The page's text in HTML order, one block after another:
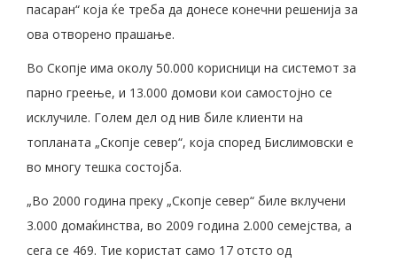
пасаран“ која ќе треба да донесе конечни решенија за
ова отворено прашање.
Во Скопје има околу 50.000 корисници на системот за
парно греење, и 13.000 домови кои самостојно се
исклучиле. Голем дел од нив биле клиенти на
топланата „Скопје север“, која според Бислимовски е
во многу тешка состојба.
„Во 2000 година преку „Скопје север“ биле вклучени
3.000 домаќинства, во 2009 година 2.000 семејства, а
сега се 469. Тие користат само 17 отсто од